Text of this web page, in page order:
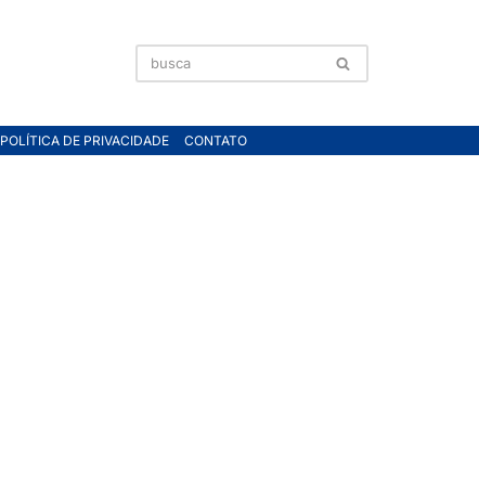
POLÍTICA DE PRIVACIDADE CONTATO